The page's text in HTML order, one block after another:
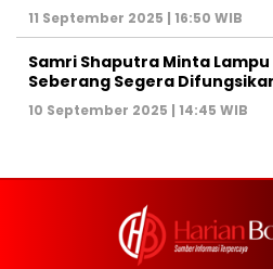
11 September 2025 | 16:50 WIB
Samri Shaputra Minta
Seberang Segera
10 September 2025 | 14:45 WIB